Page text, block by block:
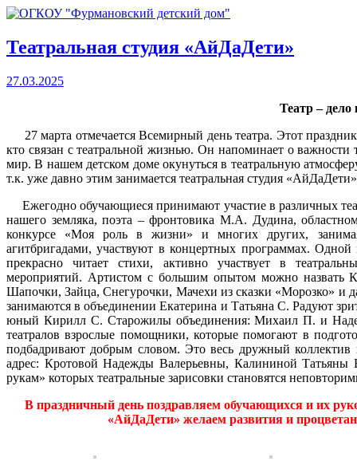
Театральная студия «АйДаДети»
27.03.2025
Театр – дело
27 марта отмечается Всемирный день театра. Этот
кто связан с театральной жизнью. Он напоминает о важности
мир. В нашем детском доме окунуться в театральную
т.к. уже давно этим занимается театральная студия
Ежегодно обучающиеся принимают участие в различных
нашего земляка, поэта – фронтовика М.А. Дудина,
конкурсе «Моя роль в жизни» и многих других,
агитбригадами, участвуют в концертных программах.
прекрасно читает стихи, активно участвует в
мероприятий. Артистом с большим опытом можно назвать
Шапочки, Зайца, Снегурочки, Мачехи из сказки «Морозко»
занимаются в объединении Екатерина и Татьяна С. Радуют
юный Кирилл С. Старожилы объединения: Михаил П. и
театралов взрослые помощники, которые помогают в
подбадривают добрым словом. Это весь дружный коллектив
адрес: Кротовой Надежды Валерьевны, Калининой
рукам» которых театральные зарисовки становятся
В праздничный день поздравляем обучающихся и их
«АйДаДети» желаем развития и